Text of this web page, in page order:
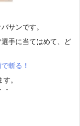
サンです。
手に当てはめて、ど
斬る！
。